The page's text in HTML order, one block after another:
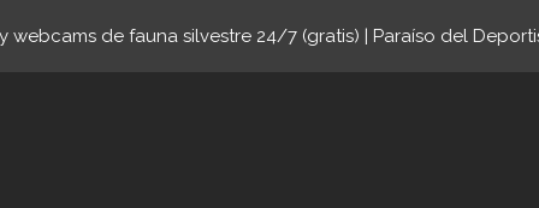
webcams de fauna silvestre 24/7 (gratis) | Paraíso del